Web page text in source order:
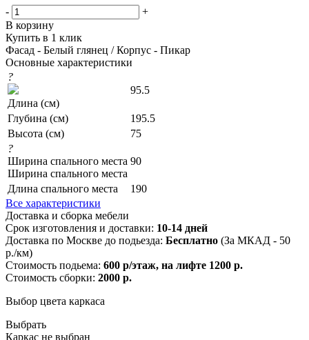
-
+
В корзину
Купить в 1 клик
Фасад - Белый глянец / Корпус - Пикар
Основные характеристики
?
Длина (см)
95.5
Глубина (см)
195.5
Высота (см)
75
?
Ширина спального места
Ширина спального места
90
Длина спального места
190
Все характеристики
Доставка и сборка мебели
Срок изготовления и доставки: 10-14 дней
Доставка по Москве до подьезда: Бесплатно (За МКАД - 50
р./км)
Стоимость подьема: 600 р/этаж, на лифте 1200 р.
Стоимость сборки: 2000 р.
Выбор цвета каркаса
Выбрать
Каркас не выбран